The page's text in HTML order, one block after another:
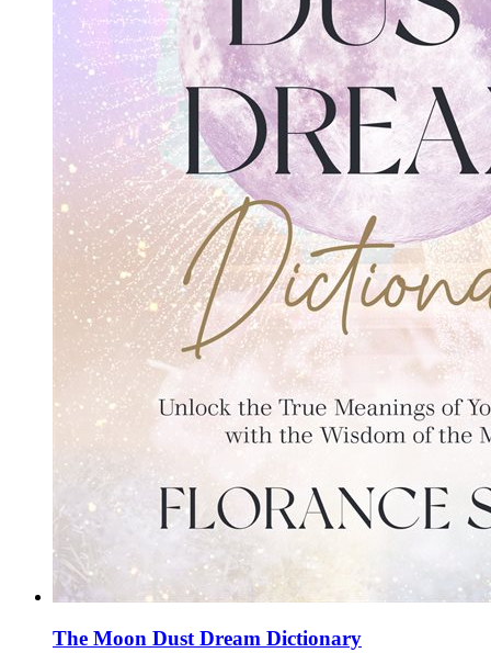
The Moon Dust Dream Dictionary